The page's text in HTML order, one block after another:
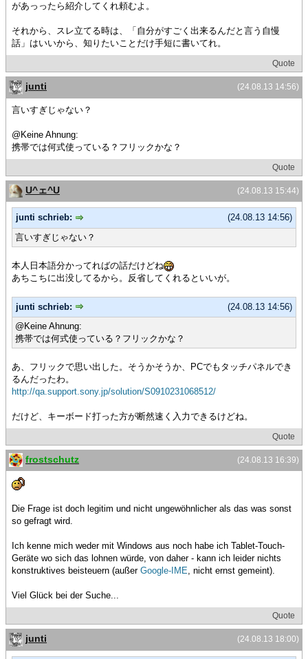
があっったら紹介してくれ頼むよ。
それから、スレ立てる時は、「自分がすごく出来るんだと言う自慢
話」はいいから、知りたいことだけ手短に書いてれ。
Quote
(24.08.13 14:56)
junti
言いすぎじゃない？
@Keine Ahnung:
携帯では何式使っている？フリックかな？
Quote
(24.08.13 15:44)
U^ェ^U
(24.08.13 14:56)
junti schrieb:
言いすぎじゃない？
本人日本語分かってればの話だけどね
あちこちに出没してるから。反省してくれるといいが。
(24.08.13 14:56)
junti schrieb:
@Keine Ahnung:
携帯では何式使っている？フリックかな？
あ、フリックで思い出した。そうかそうか、PCでもタッチパネルでき
るんだったわ。
http://qa.support.sony.jp/solution/S0910231068512/
だけど、キーボード打った方が断然速く入力できるけどね。
Quote
(24.08.13 16:39)
frostschutz
Die Frage ist doch legitim und nicht ungewöhnlicher als das was sonst
so gefragt wird.
Ich kenne mich weder mit Windows aus noch habe ich Tablet-Touch-
Geräte wo sich das lohnen würde, von daher - kann ich leider nichts
konstruktives beisteuern (außer Google-IME, nicht ernst gemeint).
Viel Glück bei der Suche...
Quote
(24.08.13 18:00)
junti